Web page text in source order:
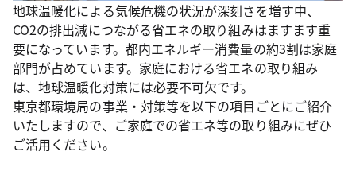
地球温暖化による気候危機の状況が深刻さを増す中、
CO2の排出減につながる省エネの取り組みはますます重
要になっています。都内エネルギー消費量の約3割は家庭
部門が占めています。家庭における省エネの取り組み
は、地球温暖化対策には必要不可欠です。
東京都環境局の事業・対策等を以下の項目ごとにご紹介
いたしますので、ご家庭での省エネ等の取り組みにぜひ
ご活用ください。